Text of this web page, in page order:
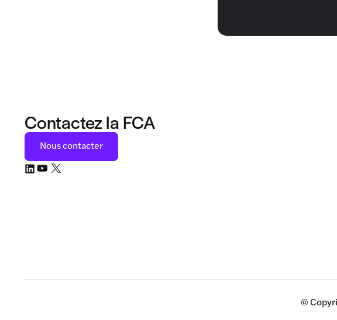
Contactez la FCA
Nous contacter
©